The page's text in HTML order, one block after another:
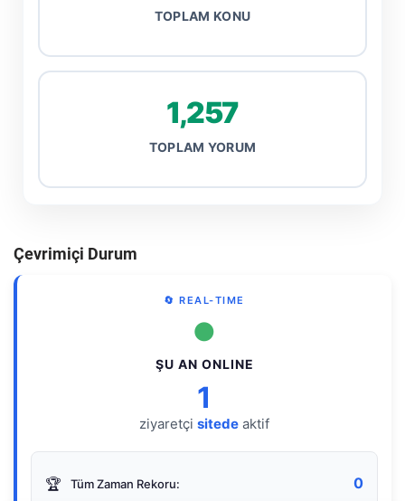
TOPLAM KONU
1,257
TOPLAM YORUM
Çevrimiçi Durum
🔄 REAL-TIME
●
ŞU AN ONLINE
1
ziyaretçi sitede aktif
🏆 Tüm Zaman Rekoru: 0